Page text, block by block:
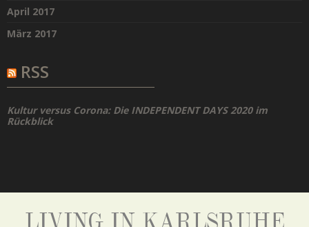
April 2017
März 2017
RSS
Kultur versus Corona: Die INDEPENDENT DAYS 2020 im
Rückblick